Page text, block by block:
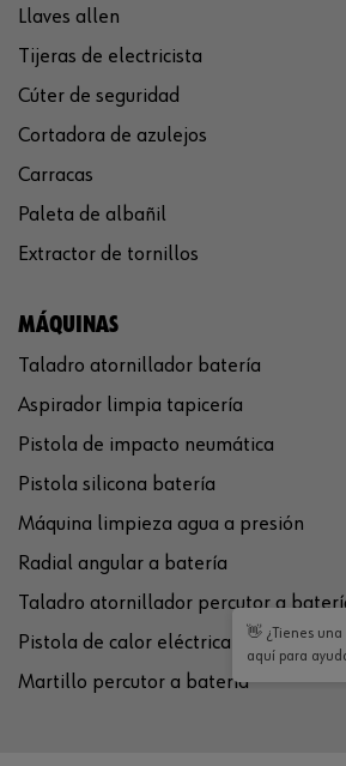
Llaves allen
Tijeras de electricista
Cúter de seguridad
Cortadora de azulejos
Carracas
Paleta de albañil
Extractor de tornillos
MÁQUINAS
Taladro atornillador batería
Aspirador limpia tapicería
Pistola de impacto neumática
Pistola silicona batería
Máquina limpieza agua a presión
Radial angular a batería
Taladro atornillador percutor a
Pistola de calor eléctrica
Martillo percutor a batería
👋 ¿Tienes una
aquí para